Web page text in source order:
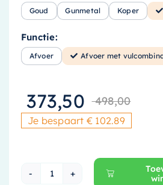
Goud Gunmetal Koper
Functie:
Afvoer Afvoer met
498,00
373,50
Je bespaart € 102.89
Hotbath Archie AR133